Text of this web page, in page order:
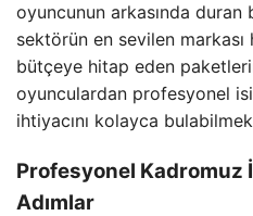
oyuncunun arkasında
sektörün en sevilen
bütçeye hitap eden
oyunculardan profesyonel
ihtiyacını kolayca
Profesyonel Kadromuz
Adımlar